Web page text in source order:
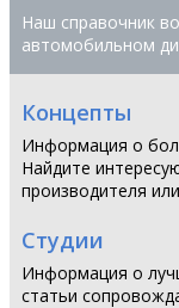
Наш справочник
автомобильном
Концепты
Информация о
Найдите
производителя
Студии
Информация о
статьи